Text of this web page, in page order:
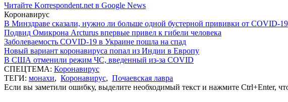
Читайте Korrespondent.net в Google News
Коронавирус
В Минздраве сказали, нужно ли больше одной бустерной прививки от COVID-19
Подвид Омикрона Arcturus впервые привел к гибели человека
Заболеваемость COVID-19 в Украине пошла на спад
Новый вариант коронавируса попал из Индии в Европу
В США отменили режим ЧС, введенный из-за COVID
СПЕЦТЕМА: Коронавирус
ТЕГИ: монахи, Коронавирус, Почаевская лавра
Если вы заметили ошибку, выделите необходимый текст и нажмите Ctrl+Enter,